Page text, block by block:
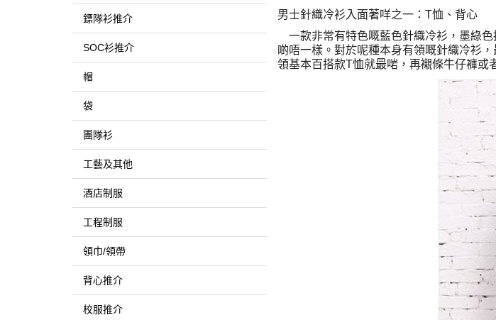
鏢隊衫推介
SOC衫推介
帽
袋
團隊衫
工藝及其他
酒店制服
工程制服
領巾/領帶
背心推介
校服推介
男士針織冷衫入面著咩之一：T恤、背心
一款非常有特色嘅藍色針織冷衫，墨綠
啲唔一樣。對於呢種本身有領嘅針織冷衫
領基本百搭款T恤就最啱，再襯條牛仔褲或